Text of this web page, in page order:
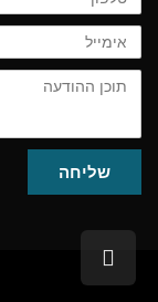
אימייל
תוכן
ההודעה
שליחה
לראש